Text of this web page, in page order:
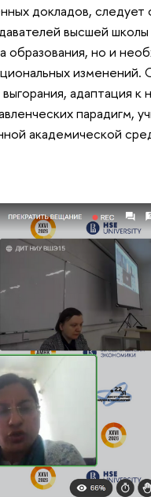
докладов, следует
высшей
образования, но и
адаптация
парадигм,
академической